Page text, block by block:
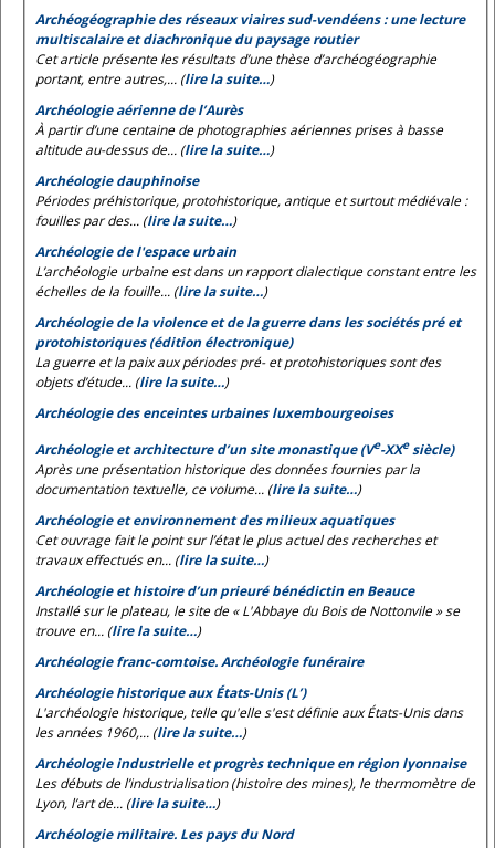
Archéogéographie des réseaux viaires sud-vendéens : une lecture
multiscalaire et diachronique du paysage routier
Cet article présente les résultats d’une thèse d’archéogéographie
portant, entre autres,... (lire la suite…)
Archéologie aérienne de l’Aurès
À partir d’une centaine de photographies aériennes prises à basse
altitude au-dessus de... (lire la suite…)
Archéologie dauphinoise
Périodes préhistorique, protohistorique, antique et surtout médiévale :
fouilles par des... (lire la suite…)
Archéologie de l'espace urbain
L’archéologie urbaine est dans un rapport dialectique constant entre les
échelles de la fouille... (lire la suite…)
Archéologie de la violence et de la guerre dans les sociétés pré et
protohistoriques (édition électronique)
La guerre et la paix aux périodes pré- et protohistoriques sont des
objets d’étude... (lire la suite…)
Archéologie des enceintes urbaines luxembourgeoises
Archéologie et architecture d’un site monastique (Ve-XXesiècle)
Après une présentation historique des données fournies par la
documentation textuelle, ce volume... (lire la suite…)
Archéologie et environnement des milieux aquatiques
Cet ouvrage fait le point sur l’état le plus actuel des recherches et
travaux effectués en... (lire la suite…)
Archéologie et histoire d’un prieuré bénédictin en Beauce
Installé sur le plateau, le site de « L'Abbaye du Bois de Nottonvile » se
trouve en... (lire la suite…)
Archéologie franc-comtoise. Archéologie funéraire
Archéologie historique aux États-Unis (L’)
L'archéologie historique, telle qu'elle s'est définie aux États-Unis dans
les années 1960,... (lire la suite…)
Archéologie industrielle et progrès technique en région lyonnaise
Les débuts de l’industrialisation (histoire des mines), le thermomètre de
Lyon, l’art de... (lire la suite…)
Archéologie militaire. Les pays du Nord